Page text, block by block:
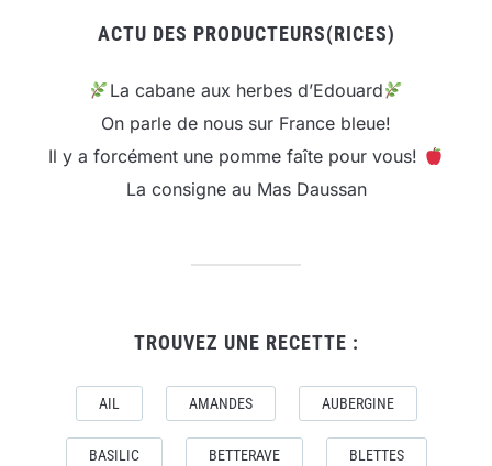
ACTU DES PRODUCTEURS(RICES)
La cabane aux herbes d’Edouard
On parle de nous sur France bleue!
Il y a forcément une pomme faîte pour vous!
La consigne au Mas Daussan
TROUVEZ UNE RECETTE :
AIL AMANDES AUBERGINE
BASILIC BETTERAVE BLETTES